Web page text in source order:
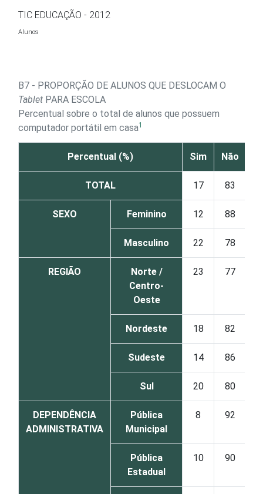
Ir para o conteúdo
TIC EDUCAÇÃO - 2012
Alunos
B7 - PROPORÇÃO DE ALUNOS QUE DESLOCAM O
Tablet PARA ESCOLA
Percentual sobre o total de alunos que possuem
computador portátil em casa1
Percentual (%) Sim Não
TOTAL 17 83
SEXO Feminino 12 88
Masculino 22 78
REGIÃO
Norte /
Centro-
Oeste
23 77
Nordeste 18 82
Sudeste 14 86
Sul 20 80
DEPENDÊNCIA
ADMINISTRATIVA
Pública
Municipal
8 92
Pública
Estadual
10 90